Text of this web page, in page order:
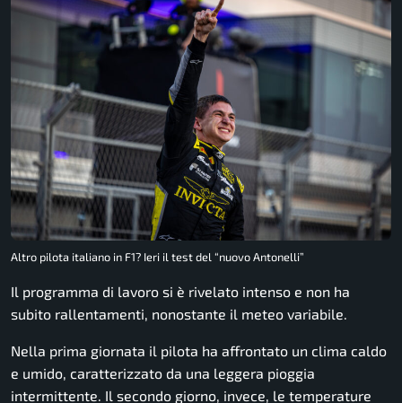
Altro pilota italiano in F1? Ieri il test del “nuovo Antonelli”
Il programma di lavoro si è rivelato intenso e non ha
subito rallentamenti, nonostante il meteo variabile.
Nella prima giornata il pilota ha affrontato un clima caldo
e umido, caratterizzato da una leggera pioggia
intermittente. Il secondo giorno, invece, le temperature